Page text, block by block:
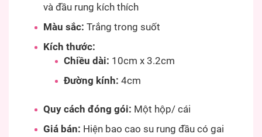
và đầu rung kích thích
Màu sắc: Trắng trong suốt
Kích thước:
Chiều dài: 10cm x 3.2cm
Đường kính: 4cm
Quy cách đóng gói: Một hộp/ cái
Giá bán: Hiện bao cao su rung đầu có gai